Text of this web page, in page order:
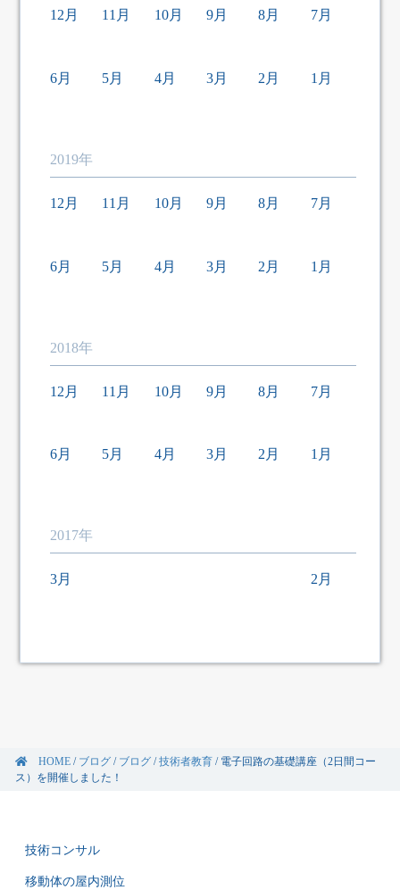
12月 11月 10月 9月 8月 7月
6月 5月 4月 3月 2月 1月
2019年
12月 11月 10月 9月 8月 7月
6月 5月 4月 3月 2月 1月
2018年
12月 11月 10月 9月 8月 7月
6月 5月 4月 3月 2月 1月
2017年
3月 2月
HOME/ ブログ/ ブログ/技術者教育/ 電子回路の基礎講座（2日間コー
ス）を開催しました！
技術コンサル
移動体の屋内測位